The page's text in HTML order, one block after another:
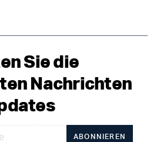
Sie die
Nachrichten
ABONNIEREN